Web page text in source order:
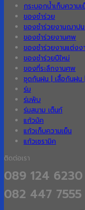
กระบอกน้ำเก็บความเ
ของชำร่วย
ของชำร่วยงานฌาป
ของชำร่วยงานศพ
ของชำร่วยงานแต่งง
ของชำร่วยปีใหม่
ของที่ระลึกงานศพ
ชุดกันฝน | เสื้อกันฝน
ร่ม
ร่มพับ
ร่มสนาม เต็นท์
แก้วมัค
แก้วเก็บความเย็น
แก้วเซรามิค
ติดต่อเรา
089 124 6230
082 447 7555